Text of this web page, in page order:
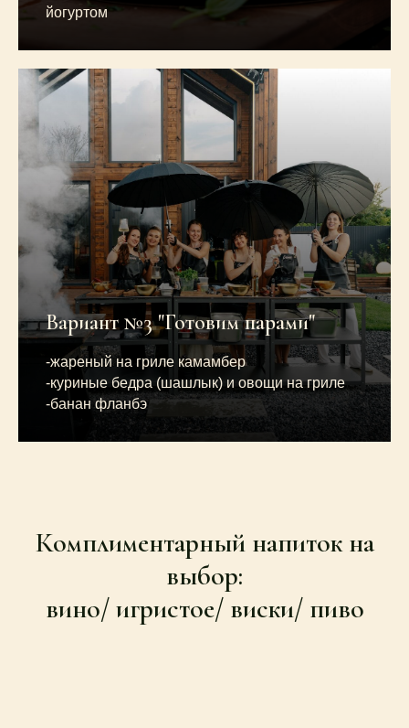
йогуртом
Вариант №3 "Готовим парами"
-жареный на гриле камамбер
-куриные бедра (шашлык) и овощи на гриле
-банан фланбэ
Комплиментарный напиток на
выбор:
вино/ игристое/ виски/ пиво